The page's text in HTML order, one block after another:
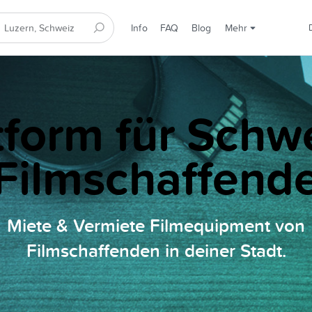
Info FAQ Blog Mehr
für
Miete & Vermiete Filmequipment von
Filmschaffenden in deiner Stadt.